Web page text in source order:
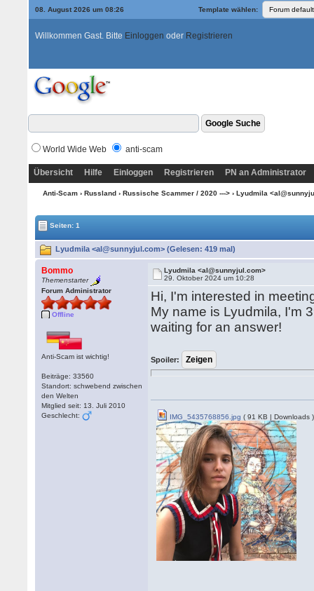
08. August 2026 um 08:26 Template wählen:
Willkommen Gast. Bitte Einloggen oder Registrieren
World Wide Web anti-scam
Übersicht Hilfe Einloggen Registrieren PN an Administrator
Anti-Scam› Russland› Russische Scammer / 2020 --->› Lyudmila
Seiten: 1
Lyudmila <al@sunnyjul.com> (Gelesen: 419 mal)
Bommo
Themenstarter
Forum Administrator
Offline
Anti-Scam ist wichtig!
Beiträge: 33560
Standort: schwebend zwischen
den Welten
Mitglied seit: 13. Juli 2010
Geschlecht:
Lyudmila <al@sunnyjul.com>
29. Oktober 2024 um 10:28
Hi, I'm interested in
My name is Lyudmila, I'm
waiting for an answer!
Spoiler:
IMG_5435768856.jpg ( 91 KB | Downloads )